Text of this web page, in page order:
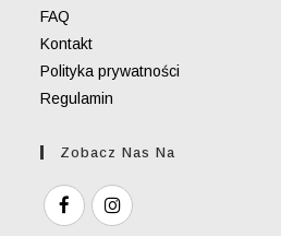
FAQ
Kontakt
Polityka prywatności
Regulamin
Zobacz Nas Na